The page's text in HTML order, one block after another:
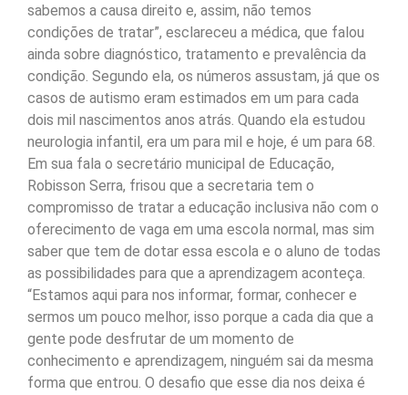
sabemos a causa direito e, assim, não temos
condições de tratar”, esclareceu a médica, que falou
ainda sobre diagnóstico, tratamento e prevalência da
condição. Segundo ela, os números assustam, já que os
casos de autismo eram estimados em um para cada
dois mil nascimentos anos atrás. Quando ela estudou
neurologia infantil, era um para mil e hoje, é um para 68.
Em sua fala o secretário municipal de Educação,
Robisson Serra, frisou que a secretaria tem o
compromisso de tratar a educação inclusiva não com o
oferecimento de vaga em uma escola normal, mas sim
saber que tem de dotar essa escola e o aluno de todas
as possibilidades para que a aprendizagem aconteça.
“Estamos aqui para nos informar, formar, conhecer e
sermos um pouco melhor, isso porque a cada dia que a
gente pode desfrutar de um momento de
conhecimento e aprendizagem, ninguém sai da mesma
forma que entrou. O desafio que esse dia nos deixa é